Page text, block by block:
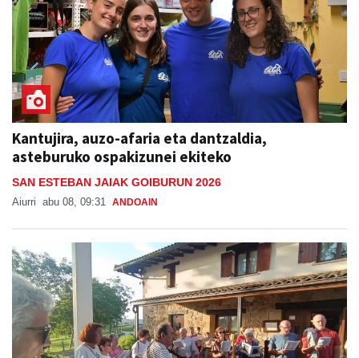
Kantujira, auzo-afaria eta dantzaldia,
asteburuko ospakizunei ekiteko
SAN ESTEBAN JAIAK GOIBURUN 2026
Aiurri abu 08, 09:31 ANDOAIN